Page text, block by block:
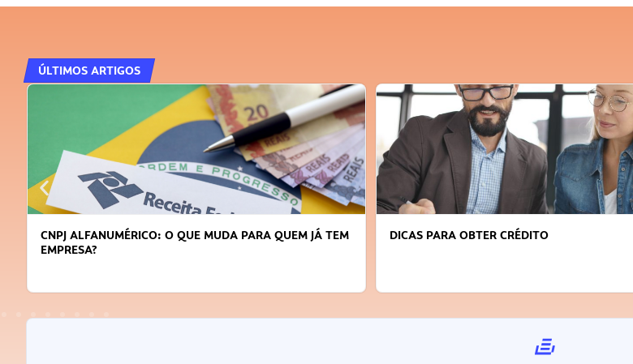
ÚLTIMOS ARTIGOS
DICAS PARA OBTER CRÉDITO
FAÇA A DIFERENÇA: SEJA SUSTENTÁVEL, SEJA